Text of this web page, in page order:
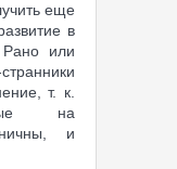
еще
в
или
т. к.
на
и